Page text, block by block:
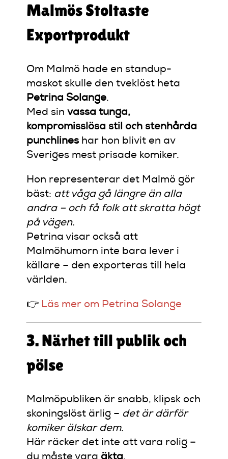
Malmös Stoltaste
Exportprodukt
Om Malmö hade en standup-
maskot skulle den tveklöst heta
Petrina Solange.
Med sinvassa tunga,
kompromisslösa stil och stenhårda
punchlines har hon blivit en av
Sveriges mest prisade komiker.
Hon representerar det Malmö gör
bäst: att våga gå längre än alla
andra – och få folk att skratta högt
på vägen.
Petrina visar också att
Malmöhumorn inte bara lever i
källare – den exporteras till hela
världen.
👉 Läs mer om Petrina Solange
3. Närhet till publik och
pölse
Malmöpubliken är snabb, klipsk och
skoningslöst ärlig – det är därför
komiker älskar dem.
Här räcker det inte att vara rolig –